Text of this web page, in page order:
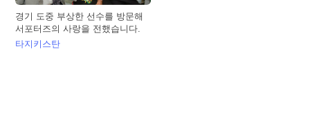
경기 도중 부상한 선수를 방문해
서포터즈의 사랑을 전했습니다.
타지키스탄